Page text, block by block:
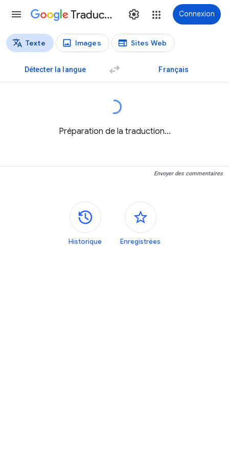
Traduction Connexion
Types de traductions
Texte Images Sites Web
Détecter la langue Français
Préparation de la traduction…
Envoyer des commentaires
Panneaux latéraux
Historique Enregistrées